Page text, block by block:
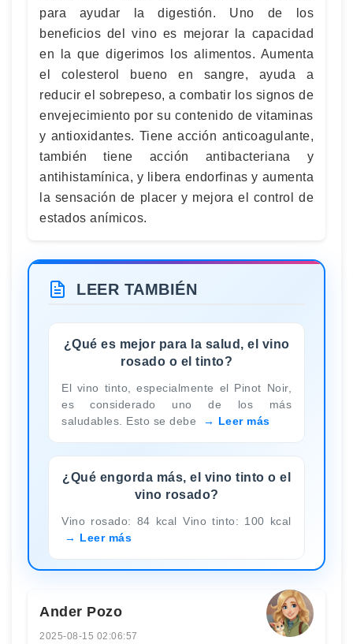
para ayudar la digestión. Uno de los
beneficios del vino es mejorar la capacidad
en la que digerimos los alimentos. Aumenta
el colesterol bueno en sangre, ayuda a
reducir el sobrepeso, a combatir los signos de
envejecimiento por su contenido de vitaminas
y antioxidantes. Tiene acción anticoagulante,
también tiene acción antibacteriana y
antihistamínica, y libera endorfinas y aumenta
la sensación de placer y mejora el control de
estados anímicos.
LEER TAMBIÉN
¿Qué es mejor para la salud, el vino
rosado o el tinto?
El vino tinto, especialmente el Pinot Noir,
es considerado uno de los más
saludables. Esto se debe
Leer más
¿Qué engorda más, el vino tinto o el
vino rosado?
Vino rosado: 84 kcal Vino tinto: 100 kcal
Leer más
Ander Pozo
2025-08-15 02:06:57